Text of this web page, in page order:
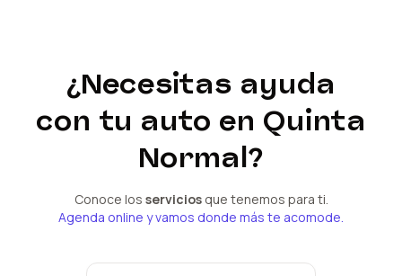
¿Necesitas ayuda
con tu auto en Quinta
Normal?
Conoce los servicios que tenemos para ti.
Agenda online y vamos donde más te acomode.